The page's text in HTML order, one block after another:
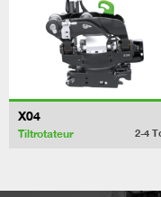
X04
Tiltrotateur 2-4